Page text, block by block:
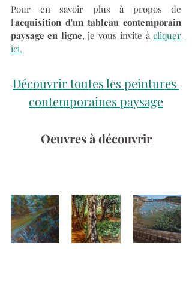
Pour en savoir plus à propos de
l'acquisition d'un tableau contemporain
paysage en ligne, je vous invite à cliquer
ici.
Découvrir toutes les peintures
contemporaines paysage
Oeuvres à découvrir